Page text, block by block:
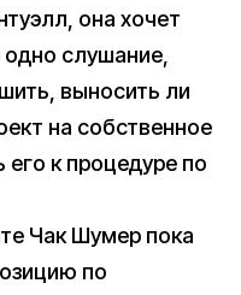
она хочет
слушание,
выносить ли
на собственное
его к процедуре по
Чак Шумер пока
по